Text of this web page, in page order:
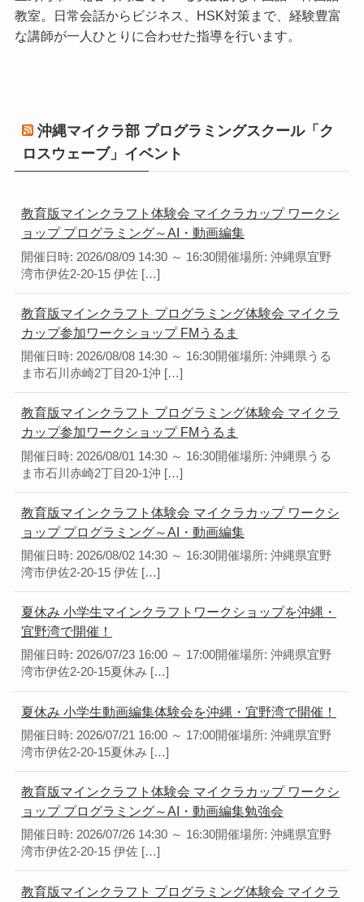
教室。日常会話からビジネス、HSK対策まで、経験豊富
な講師が一人ひとりに合わせた指導を行います。
沖縄マイクラ部 プログラミングスクール「ク
ロスウェーブ」イベント
教育版マインクラフト体験会 マイクラカップ ワークシ
ョップ プログラミング～AI・動画編集
開催日時: 2026/08/09 14:30 ～ 16:30開催場所: 沖縄県宜野
湾市伊佐2-20-15 伊佐 […]
教育版マインクラフト プログラミング体験会 マイクラ
カップ参加ワークショップ FMうるま
開催日時: 2026/08/08 14:30 ～ 16:30開催場所: 沖縄県うる
ま市石川赤崎2丁目20-1沖 […]
教育版マインクラフト プログラミング体験会 マイクラ
カップ参加ワークショップ FMうるま
開催日時: 2026/08/01 14:30 ～ 16:30開催場所: 沖縄県うる
ま市石川赤崎2丁目20-1沖 […]
教育版マインクラフト体験会 マイクラカップ ワークシ
ョップ プログラミング～AI・動画編集
開催日時: 2026/08/02 14:30 ～ 16:30開催場所: 沖縄県宜野
湾市伊佐2-20-15 伊佐 […]
夏休み 小学生マインクラフトワークショップを沖縄・
宜野湾で開催！
開催日時: 2026/07/23 16:00 ～ 17:00開催場所: 沖縄県宜野
湾市伊佐2-20-15夏休み […]
夏休み 小学生動画編集体験会を沖縄・宜野湾で開催！
開催日時: 2026/07/21 16:00 ～ 17:00開催場所: 沖縄県宜野
湾市伊佐2-20-15夏休み […]
教育版マインクラフト体験会 マイクラカップ ワークシ
ョップ プログラミング～AI・動画編集勉強会
開催日時: 2026/07/26 14:30 ～ 16:30開催場所: 沖縄県宜野
湾市伊佐2-20-15 伊佐 […]
教育版マインクラフト プログラミング体験会 マイクラ